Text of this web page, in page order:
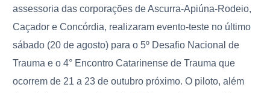
assessoria das corporações de Ascurra-Apiúna-Rodeio,
Caçador e Concórdia, realizaram evento-teste no último
sábado (20 de agosto) para o 5º Desafio Nacional de
Trauma e o 4° Encontro Catarinense de Trauma que
ocorrem de 21 a 23 de outubro próximo. O piloto, além